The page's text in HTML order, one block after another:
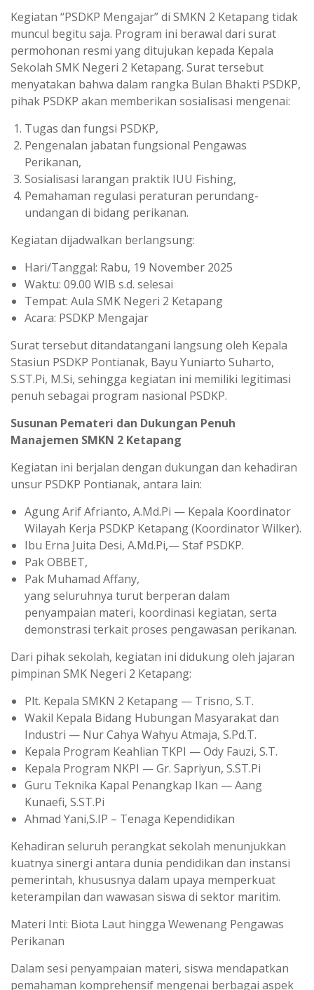
Kegiatan “PSDKP Mengajar” di SMKN 2 Ketapang tidak
muncul begitu saja. Program ini berawal dari surat
permohonan resmi yang ditujukan kepada Kepala
Sekolah SMK Negeri 2 Ketapang. Surat tersebut
menyatakan bahwa dalam rangka Bulan Bhakti PSDKP,
pihak PSDKP akan memberikan sosialisasi mengenai:
Tugas dan fungsi PSDKP,
Pengenalan jabatan fungsional Pengawas
Perikanan,
Sosialisasi larangan praktik IUU Fishing,
Pemahaman regulasi peraturan perundang-
undangan di bidang perikanan.
Kegiatan dijadwalkan berlangsung:
Hari/Tanggal: Rabu, 19 November 2025
Waktu: 09.00 WIB s.d. selesai
Tempat: Aula SMK Negeri 2 Ketapang
Acara: PSDKP Mengajar
Surat tersebut ditandatangani langsung oleh Kepala
Stasiun PSDKP Pontianak, Bayu Yuniarto Suharto,
S.ST.Pi, M.Si, sehingga kegiatan ini memiliki legitimasi
penuh sebagai program nasional PSDKP.
Susunan Pemateri dan Dukungan Penuh
Manajemen SMKN 2 Ketapang
Kegiatan ini berjalan dengan dukungan dan kehadiran
unsur PSDKP Pontianak, antara lain:
Agung Arif Afrianto, A.Md.Pi — Kepala Koordinator
Wilayah Kerja PSDKP Ketapang (Koordinator Wilker).
Ibu Erna Juita Desi, A.Md.Pi,— Staf PSDKP.
Pak OBBET,
Pak Muhamad Affany,
yang seluruhnya turut berperan dalam
penyampaian materi, koordinasi kegiatan, serta
demonstrasi terkait proses pengawasan perikanan.
Dari pihak sekolah, kegiatan ini didukung oleh jajaran
pimpinan SMK Negeri 2 Ketapang:
Plt. Kepala SMKN 2 Ketapang — Trisno, S.T.
Wakil Kepala Bidang Hubungan Masyarakat dan
Industri — Nur Cahya Wahyu Atmaja, S.Pd.T.
Kepala Program Keahlian TKPI — Ody Fauzi, S.T.
Kepala Program NKPI — Gr. Sapriyun, S.ST.Pi
Guru Teknika Kapal Penangkap Ikan — Aang
Kunaefi, S.ST.Pi
Ahmad Yani,S.IP – Tenaga Kependidikan
Kehadiran seluruh perangkat sekolah menunjukkan
kuatnya sinergi antara dunia pendidikan dan instansi
pemerintah, khususnya dalam upaya memperkuat
keterampilan dan wawasan siswa di sektor maritim.
Materi Inti: Biota Laut hingga Wewenang Pengawas
Perikanan
Dalam sesi penyampaian materi, siswa mendapatkan
pemahaman komprehensif mengenai berbagai aspek